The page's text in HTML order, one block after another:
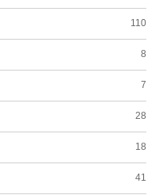
110
8
7
28
18
41